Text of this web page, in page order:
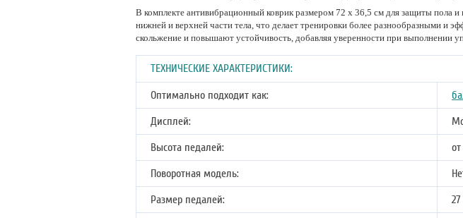
В комплекте антивибрационный коврик размером 72 x 36,5 см для защиты пола
нижней и верхней части тела, что делает тренировки более разнообразными и
скольжение и повышают устойчивость, добавляя уверенности при выполнении
ТЕХНИЧЕСКИЕ ХАРАКТЕРИСТИКИ:
Оптимально подходит как:
Дисплей:
Высота педалей:
Поворотная модель:
Размер педалей: